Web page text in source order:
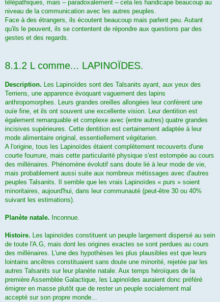
télépathiques, mais – paradoxalement – cela les handicape beaucoup au
niveau de la communication avec les autres peuples.
Face à des étrangers, ils écoutent beaucoup mais parlent peu. Autant
qu'ils le peuvent, ils se contentent de répondre aux questions par des
gestes et des regards.
8.1.2 L comme... LAPINOÏDES.
Description. Les Lapinoïdes sont des Talsanits ayant, aux yeux des
Terriens, une apparence évoquant vaguement des lapins
anthropomorphes. Leurs grandes oreilles allongées leur confèrent une
ouïe fine, et ils ont souvent une excellente vision. Leur dentition est
également remarquable et complexe avec (entre autres) quatre grandes
incisives supérieures. Cette dentition est certainement adaptée à leur
mode alimentaire original, essentiellement végétarien.
A l'origine, tous les Lapinoïdes étaient complètement recouverts d'une
courte fourrure, mais cette particularité physique s'est estompée au cours
des millénaires. Phénomène évolutif sans doute lié à leur mode de vie,
mais probablement aussi suite aux nombreux métissages avec d'autres
peuples Talsanits. Il semble que les vrais Lapinoïdes « purs » soient
minoritaires, aujourd'hui, dans leur communauté (peut-être 30 ou 40%
suivant les estimations).
Planète natale. Inconnue.
Histoire. Les lapinoïdes constituent un peuple largement dispersé au sein
de toute l'A.G, mais dont les origines exactes se sont perdues au cours
des millénaires. L'une des hypothèses les plus plausibles est que leurs
lointains ancêtres constituaient sans doute une minorité, rejetée par les
autres Talsanits sur leur planète natale. Aux temps héroïques de la
première Assemblée Galactique, les Lapinoïdes auraient donc préféré
émigrer en masse plutôt que de rester un peuple socialement mal
accepté sur son propre monde...